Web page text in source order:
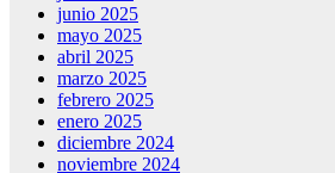
junio 2025
mayo 2025
abril 2025
marzo 2025
febrero 2025
enero 2025
diciembre 2024
noviembre 2024